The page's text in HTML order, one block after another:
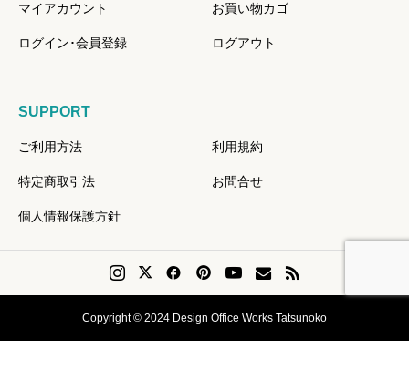
マイアカウント お買い物カゴ
ログイン･会員登録 ログアウト
SUPPORT
ご利用方法 利用規約
特定商取引法 お問合せ
個人情報保護方針
Copyright © 2024 Design Office Works Tatsunoko